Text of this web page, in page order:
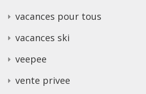
vacances pour tous
vacances ski
veepee
vente privee